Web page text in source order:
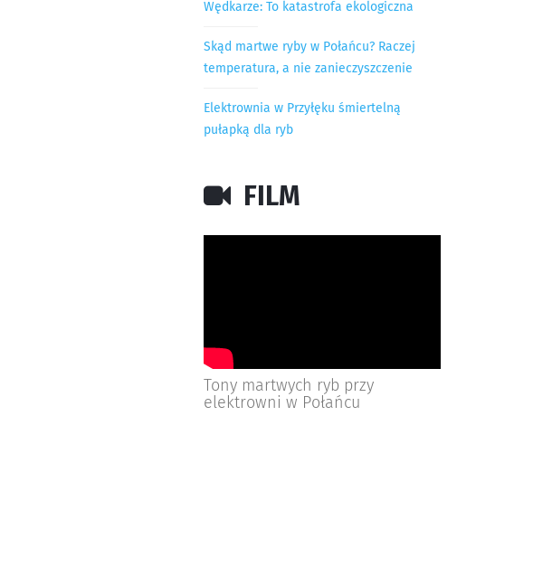
Wędkarze: To katastrofa ekologiczna
Skąd martwe ryby w Połańcu? Raczej
temperatura, a nie zanieczyszczenie
Elektrownia w Przyłęku śmiertelną
pułapką dla ryb
FILM
Tony martwych ryb przy
elektrowni w Połańcu